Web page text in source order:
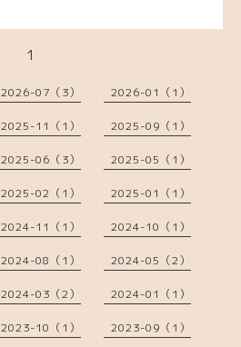
1
2026-07（3） 2026-01（1）
2025-11（1） 2025-09（1）
2025-06（3） 2025-05（1）
2025-02（1） 2025-01（1）
2024-11（1） 2024-10（1）
2024-08（1） 2024-05（2）
2024-03（2） 2024-01（1）
2023-10（1） 2023-09（1）